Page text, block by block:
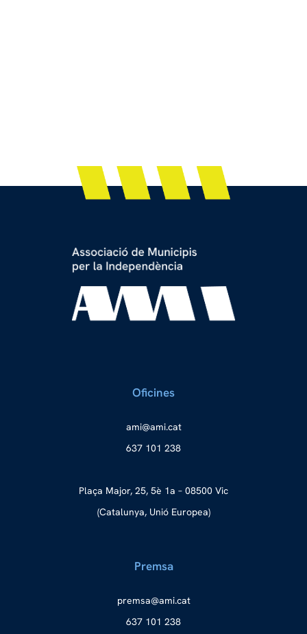
Oficines
tac.i
ma@im
a
637 101 238
Plaça Major, 25, 5è 1a – 08500 Vic
(Catalunya, Unió Europea)
Premsa
tac.i
ma@as
merp
637 101 238